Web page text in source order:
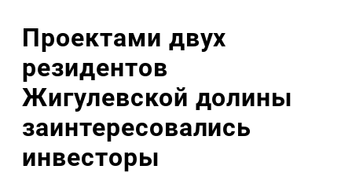
Проектами двух
резидентов
Жигулевской долины
заинтересовались
инвесторы